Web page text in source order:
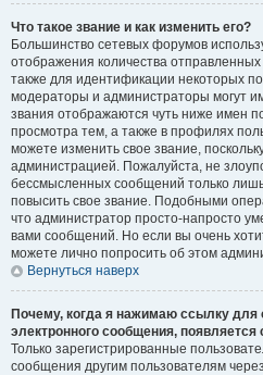
Что такое звание и как изменить его?
Большинство сетевых форумов
отображения количества
также для идентификации некоторых
модераторы и администраторы могут
звания отображаются чуть ниже имен
просмотра тем, а также в профилях
можете изменить свое звание,
администрацией. Пожалуйста, не
бессмысленных сообщений только
повысить свое звание. Подобными
что администратор просто-напросто
вами сообщений. Но если вы очень
можете лично попросить об этом
Вернуться наверх
Почему, когда я нажимаю ссылку для
электронного сообщения, появляется
Только зарегистрированные
сообщения другим пользователям